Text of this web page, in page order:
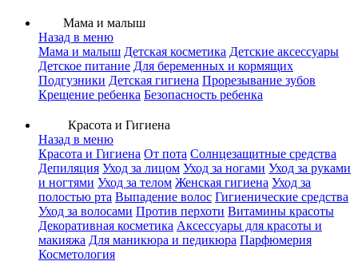
Мама и малыш
Назад в меню
Мама и малыш Детская косметика Детские аксессуары
Детское питание Для беременных и кормящих
Подгузники Детская гигиена Прорезывание зубов
Крещение ребенка Безопасность ребенка
Красота и Гигиена
Назад в меню
Красота и Гигиена От пота Солнцезащитные средства
Депиляция Уход за лицом Уход за ногами Уход за руками
и ногтями Уход за телом Женская гигиена Уход за
полостью рта Выпадение волос Гигиенические средства
Уход за волосами Против перхоти Витамины красоты
Декоративная косметика Аксессуары для красоты и
макияжа Для маникюра и педикюра Парфюмерия
Косметология